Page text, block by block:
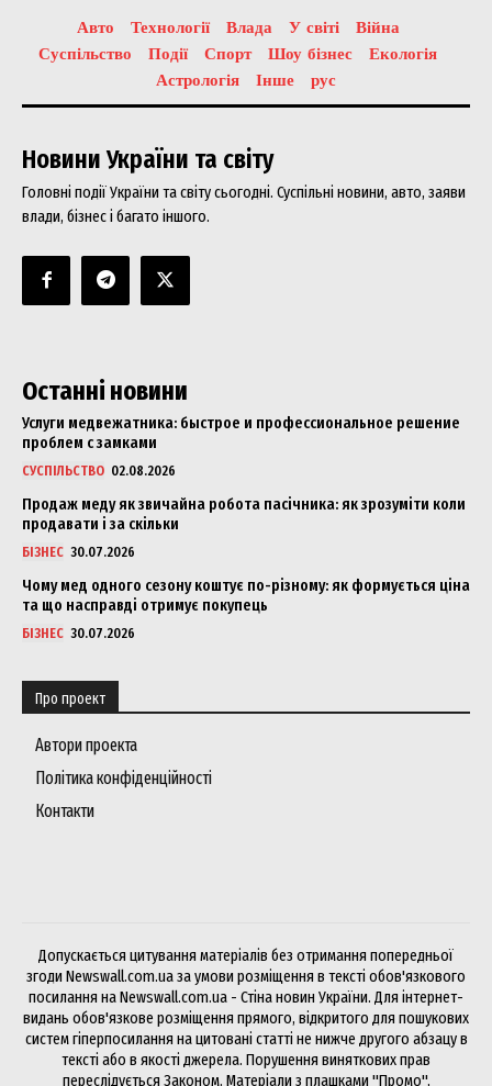
Авто Технології Влада У світі
Війна
Суспільство
Події Спорт Шоу бізнес
Екологія
Астрологія
Інше рус
Новини України та світу
Головні події України та світу сьогодні. Суспільні новини, авто, заяви
влади, бізнес і багато іншого.
Останні новини
Услуги медвежатника: быстрое и профессиональное решение
проблем с замками
СУСПІЛЬСТВО 02.08.2026
Продаж меду як звичайна робота пасічника: як зрозуміти коли
продавати і за скільки
БІЗНЕС 30.07.2026
Чому мед одного сезону коштує по-різному: як формується ціна
та що насправді отримує покупець
БІЗНЕС 30.07.2026
Про проект
Автори проекта
Політика конфіденційності
Контакти
Допускається цитування матеріалів без отримання попередньої
згоди Newswall.com.ua за умови розміщення в тексті обов'язкового
посилання на Newswall.com.ua - Стіна новин України. Для інтернет-
видань обов'язкове розміщення прямого, відкритого для пошукових
систем гіперпосилання на цитовані статті не нижче другого абзацу в
тексті або в якості джерела. Порушення виняткових прав
переслідується Законом. Матеріали з плашками "Промо",